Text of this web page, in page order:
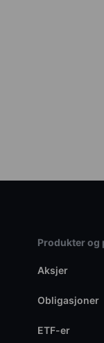
Produkter og
Aksjer
Obligasjoner
ETF-er